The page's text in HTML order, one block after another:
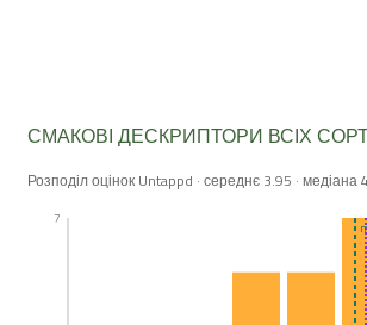
СМАКОВІ ДЕСКРИПТОРИ ВСІХ
Розподіл оцінок Untappd · середнє 3.95 · медіана
7